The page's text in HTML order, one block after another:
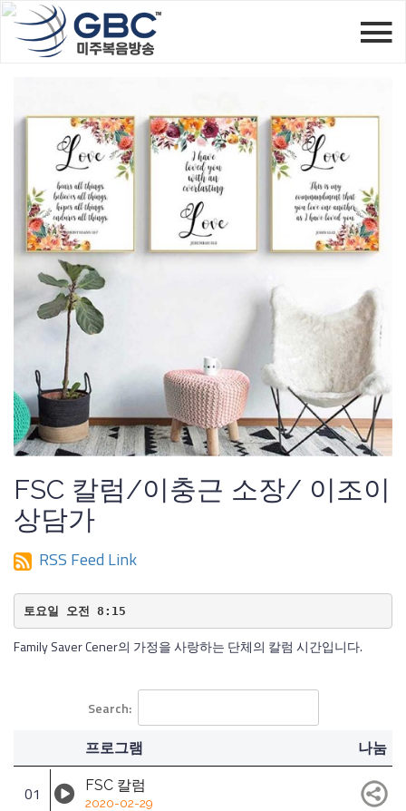
FSC 칼럼/이충근 소장/ 이조이
상담가
RSS Feed Link
토요일 오전 8:15
Family Saver Cener의 가정을 사랑하는 단체의 칼럼 시간입니다.
Search:
프로그램 나눔
01 FSC 칼럼
2020-02-29